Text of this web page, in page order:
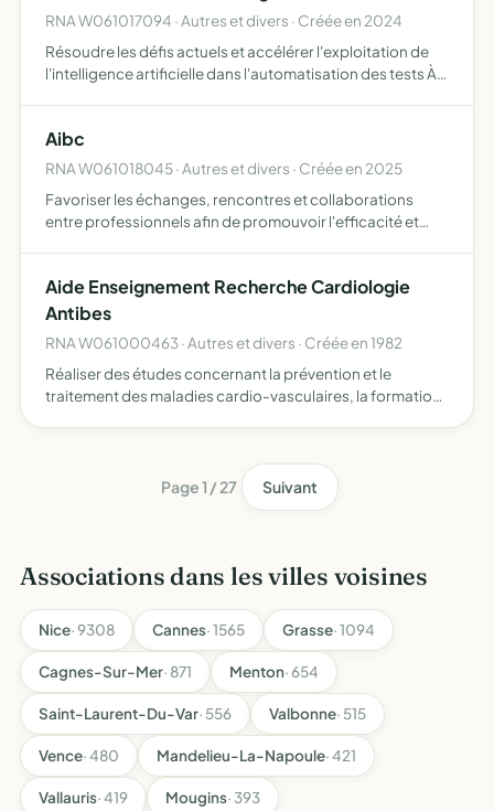
RNA W061017094 · Autres et divers · Créée en 2024
Résoudre les défis actuels et accélérer l'exploitation de
l'intelligence artificielle dans l'automatisation des tests À
Aibc
RNA W061018045 · Autres et divers · Créée en 2025
Favoriser les échanges, rencontres et collaborations
entre professionnels afin de promouvoir l'efficacité et
Aide Enseignement Recherche Cardiologie
Antibes
RNA W061000463 · Autres et divers · Créée en 1982
Réaliser des études concernant la prévention et le
traitement des maladies cardio-vasculaires, la formation
Page 1 / 27 Suivant
Associations dans les villes voisines
Nice· 9308 Cannes· 1565 Grasse· 1094
Cagnes-Sur-Mer· 871 Menton· 654
Saint-Laurent-Du-Var· 556 Valbonne· 515
Vence· 480 Mandelieu-La-Napoule· 421
Vallauris· 419 Mougins· 393